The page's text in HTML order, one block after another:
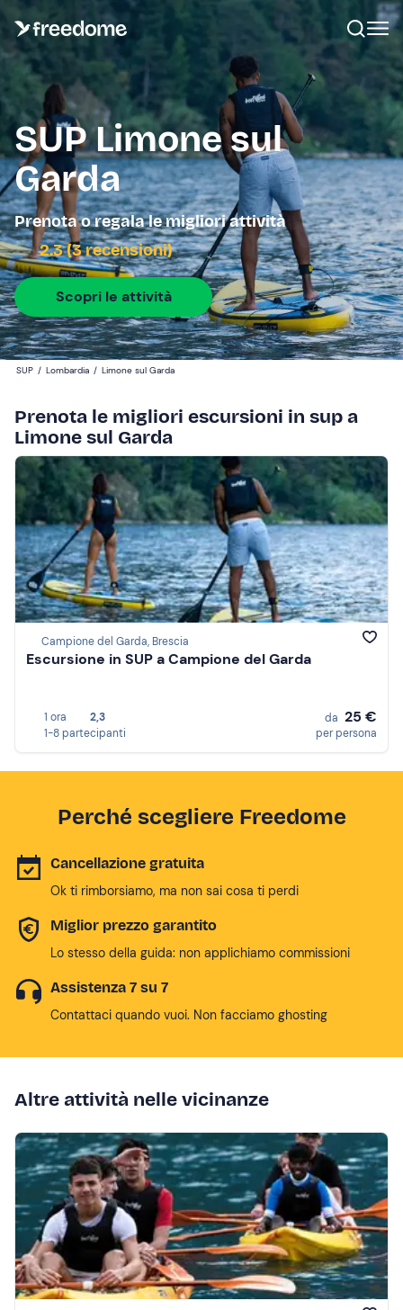
SUP Limone sul
Garda
Prenota o regala le migliori attività
2.3 (3 recensioni)
Scopri le attività
SUP / Lombardia / Limone sul Garda
Prenota le migliori escursioni in sup a
Limone sul Garda
Campione del Garda, Brescia
Escursione in SUP a Campione del Garda
1 ora
2,3
1-8 partecipanti
da 25 €
per persona
Perché scegliere Freedome
Cancellazione gratuita
Ok ti rimborsiamo, ma non sai cosa ti perdi
Miglior prezzo garantito
Lo stesso della guida: non applichiamo commissioni
Assistenza 7 su 7
Contattaci quando vuoi. Non facciamo ghosting
Altre attività nelle vicinanze